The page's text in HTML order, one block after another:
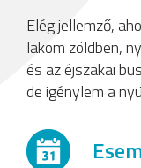
Elég jellemző,
lakom zöldben,
és az éjszakai
de igénylem a